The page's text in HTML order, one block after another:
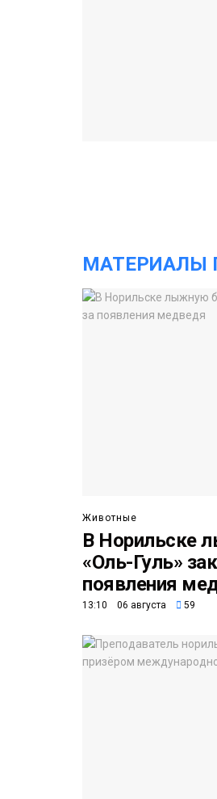
МАТЕРИАЛЫ
Животные
В Норильске
«Оль-Гуль»
появления
13:10 06 августа 59